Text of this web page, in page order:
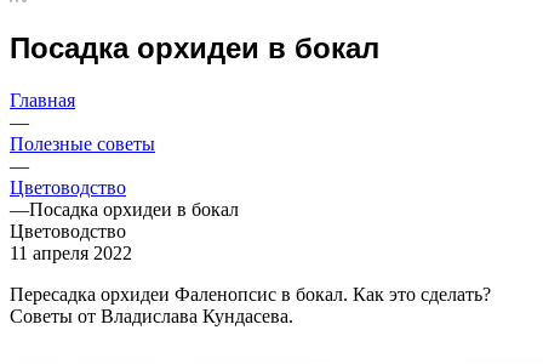
Посадка орхидеи в бокал
Главная
—
Полезные советы
—
Цветоводство
—Посадка орхидеи в бокал
Цветоводство
11 апреля 2022
Пересадка орхидеи Фаленопсис в бокал. Как это сделать?
Советы от Владислава Кундасева.